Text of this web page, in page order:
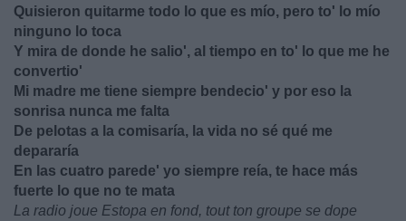
Quisieron quitarme todo lo que es mío, pero to' lo mío
ninguno lo toca
Y mira de donde he salio', al tiempo en to' lo que me he
convertio'
Mi madre me tiene siempre bendecio' y por eso la
sonrisa nunca me falta
De pelotas a la comisaría, la vida no sé qué me
depararía
En las cuatro parede' yo siempre reía, te hace más
fuerte lo que no te mata
La radio joue Estopa en fond, tout ton groupe se dope